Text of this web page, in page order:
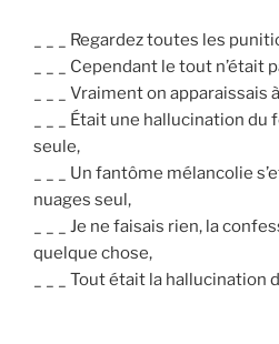
_ _ _ Regardez toutes les
_ _ _ Cependant le tout n’était
_ _ _ Vraiment on apparaissais
_ _ _ Était une hallucination
seule,
_ _ _ Un fantôme mélancolie
nuages seul,
_ _ _ Je ne faisais rien, la
quelque chose,
_ _ _ Tout était la hallucination